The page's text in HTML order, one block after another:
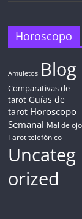
✓ Sin
Horoscopo
Amuletos Blog
Comparativas de
tarot Guías de
tarot Horoscopo
Semanal Mal de ojo
Tarot telefónico
Uncateg
orized